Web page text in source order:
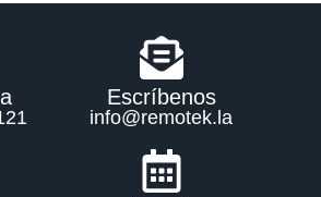
Escríbenos
info@remotek.la